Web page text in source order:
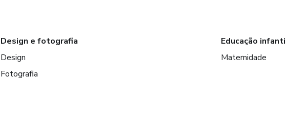
Design e fotografia
Design
Fotografia
Educação
Maternidade